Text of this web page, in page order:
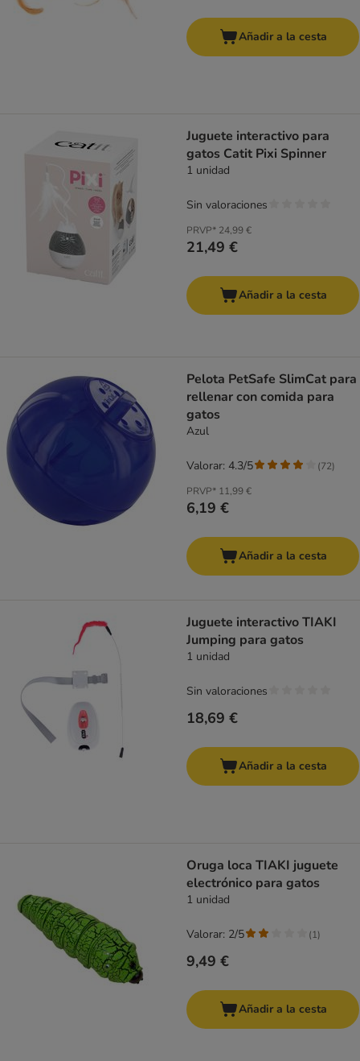
Añadir a la cesta
Juguete interactivo para
gatos Catit Pixi Spinner
1 unidad
PRVP* 24,99 €
21,49 €
Sin valoraciones
Añadir a la cesta
Pelota PetSafe SlimCat para
rellenar con comida para
gatos
Azul
PRVP* 11,99 €
6,19 €
Valorar: 4.3/5 (72)
Añadir a la cesta
Juguete interactivo TIAKI
Jumping para gatos
1 unidad
18,69 €
Sin valoraciones
Añadir a la cesta
Oruga loca TIAKI juguete
electrónico para gatos
1 unidad
9,49 €
Valorar: 2/5 (1)
Añadir a la cesta